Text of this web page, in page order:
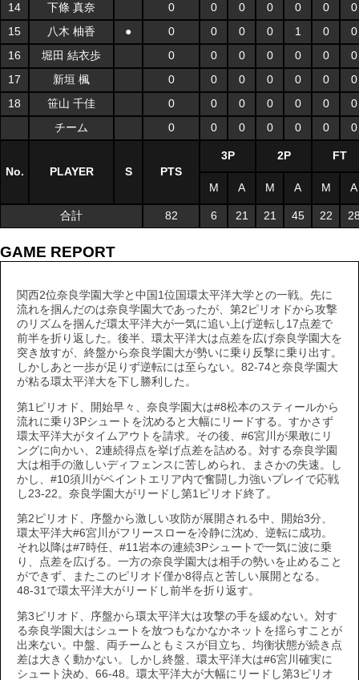
14
下條 真奈 0 0 0 0 0 0
0
15
八木 柚香 ● 0 0 0 0 1 0
0
16
堀田 結衣歩 0 0 0 0 0 0
0
17
新垣 楓 0 0 0 0 0 0
0
18
笹山 千佳 0 0 0 0 0 0
0
チーム
0 0 0 0 0 0 0
No. PLAYER S PTS
3P 2P FT
M A M A M A
合計 82 6 21 21 45 22
GAME REPORT
関西2位奈良学園大学と中国1位国環太平洋大学との一戦。先に
流れを掴んだのは奈良学園大であったが、第2ピリオドから攻撃
のリズムを掴んだ環太平洋大が一気に追い上げ逆転し17点差で
前半を折り返した。後半、環太平洋大は点差を広げ奈良学園大を
突き放すが、終盤から奈良学園大が勢いに乗り反撃に乗り出す。
しかしあと一歩が足りず逆転には至らない。82-74と奈良学園大
が粘る環太平洋大を下し勝利した。
第1ピリオド、開始早々、奈良学園大は#8松本のスティールから
流れに乗り3Pシュートを沈めると大幅にリードする。すかさず
環太平洋大がタイムアウトを請求。その後、#6宮川が果敢にリ
ングに向かい、2連続得点を挙げ点差を詰める。対する奈良学園
大は相手の激しいディフェンスに苦しめられ、まさかの失速。し
かし、#10須川がペイントエリア内で奮闘し力強いプレイで応戦
し23-22。奈良学園大がリードし第1ピリオド終了。
第2ピリオド、序盤から激しい攻防が展開される中、開始3分、
環太平洋大#6宮川がフリースローを冷静に沈め、逆転に成功。
それ以降は#7時任、#11岩本の連続3Pシュートで一気に波に乗
り、点差を広げる。一方の奈良学園大は相手の勢いを止めること
ができず、またこのピリオド僅か8得点と苦しい展開となる。
48-31で環太平洋大がリードし前半を折り返す。
第3ピリオド、序盤から環太平洋大は攻撃の手を緩めない。対す
る奈良学園大はシュートを放つもなかなかネットを揺らすことが
出来ない。中盤、両チームともミスが目立ち、均衡状態が続き点
差は大きく動かない。しかし終盤、環太平洋大は#6宮川確実に
シュート決め、66-48。環太平洋大が大幅にリードし第3ピリオ